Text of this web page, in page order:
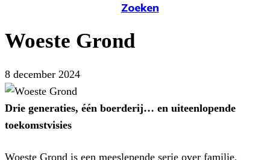
Zoeken
Woeste Grond
8 december 2024
Drie generaties, één boerderij… en uiteenlopende
toekomstvisies
Woeste Grond is een meeslepende serie over familie,